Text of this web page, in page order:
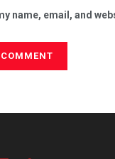
name, email, and